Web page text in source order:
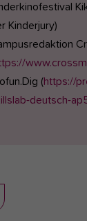
Kinderjury)
(https://
deutsch-